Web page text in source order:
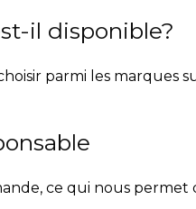
il disponible?
parmi les marques
ce qui nous